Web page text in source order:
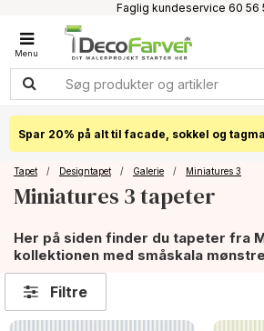
Faglig kundeservice 60 56
Click & Collect i hele
Spar 20% på alt til facade, sokkel og
Tapet / Designtapet / Galerie / Miniatures 3
Miniatures 3 tapeter
Her på siden finder du tapeter fra
kollektionen med småskala
Filtre